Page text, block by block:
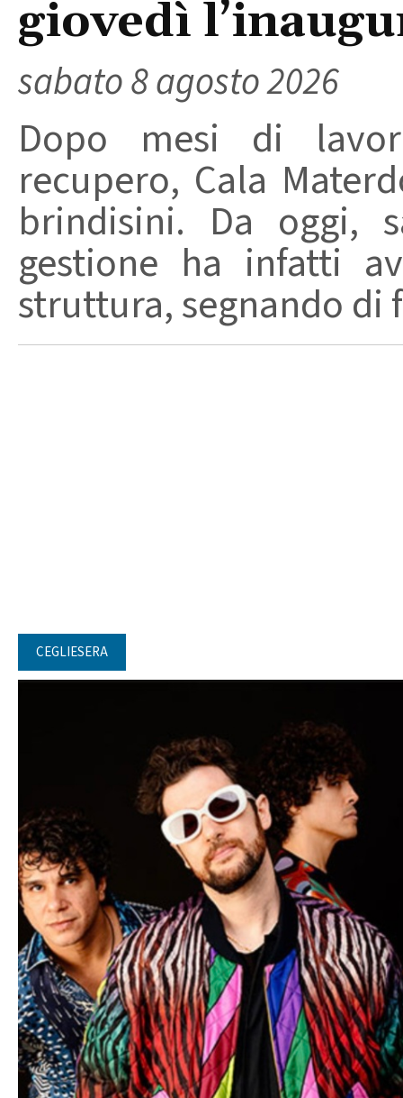
giovedì
sabato 8 agosto 2026
Dopo mesi di
recupero, Cala
brindisini. Da oggi,
gestione ha infatti
struttura, segnando di
CEGLIESERA